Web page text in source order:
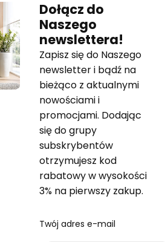
Dołącz do
Naszego
newslettera!
Zapisz się do Naszego
newsletter i bądź na
bieżąco z aktualnymi
nowościami i
promocjami. Dodając
się do grupy
subskrybentów
otrzymujesz kod
rabatowy w wysokości
3% na pierwszy zakup.
Twój adres e-mail